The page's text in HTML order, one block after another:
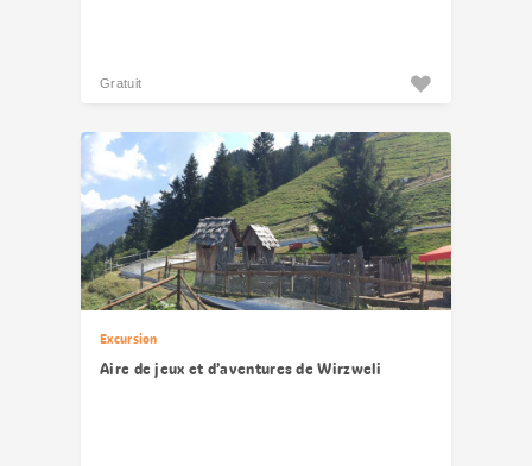
Gratuit
Excursion
Aire de jeux et d’aventures de Wirzweli